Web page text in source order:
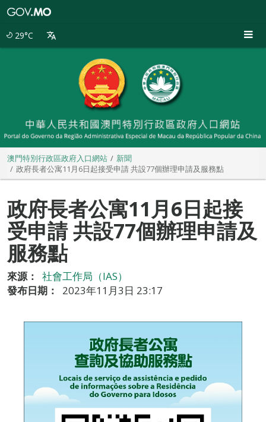
29°C
澳門特別行政區政府入口網站
新聞
政府長者公寓11月6日起接受申請 共設77個辦理申請及服務點
政府長者公寓11月6日起接
受申請 共設77個辦理申請及
服務點
來源：
社會工作局（IAS）
發布日期：
2023年11月3日 23:17